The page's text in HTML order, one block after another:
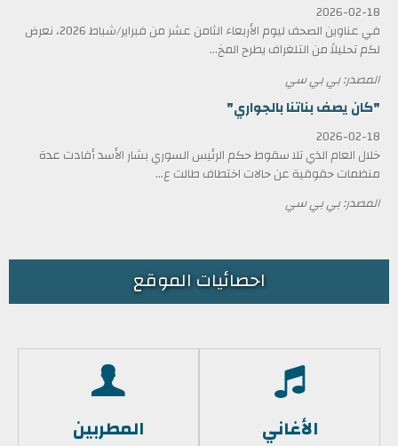
2026-02-18
في عناوين الصحف ليوم الأربعاء الثامن عشر من فبراير/شباط 2026، نعرض
لكم تحليلاً من التلغراف يطرح المخ...
المصدر: بي بي سي
"كان يصف بناتنا بالجواري"
2026-02-18
خلال العام الذي تلا سقوط حكم الرئيس السوري بشار الأسد أفادت عدة
منظمات حقوقية عن حالات اختطاف طالت ع...
المصدر: بي بي سي
احصائيات الموقع
الأغاني المطربين